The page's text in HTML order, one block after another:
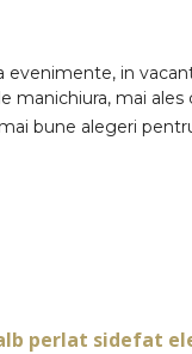
in
manichiura, mai
bune alegeri
perlat sidefat